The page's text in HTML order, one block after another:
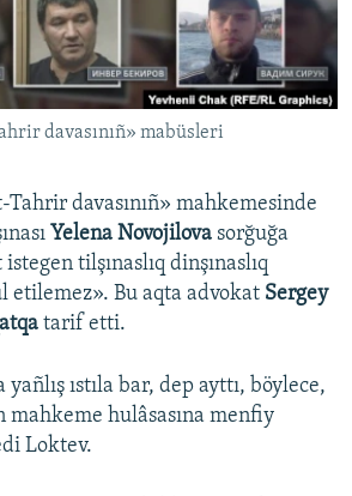
davasınıñ» mabüsleri
davasınıñ» mahkemesinde
Yelena Novojilova sorğuğa
tilşınaslıq dinşınaslıq
etilemez». Bu aqta advokat Sergey
tarif etti.
ıstıla bar, dep ayttı, böylece,
mahkeme hulâsasına menfiy
Loktev.